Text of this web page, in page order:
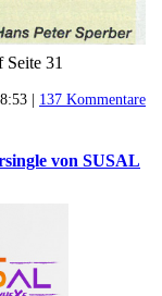
31
| 137 Kommentare
von SUSAL